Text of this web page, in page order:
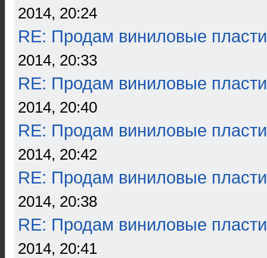
2014, 20:24
RE: Продам виниловые
2014, 20:33
RE: Продам виниловые
2014, 20:40
RE: Продам виниловые
2014, 20:42
RE: Продам виниловые
2014, 20:38
RE: Продам виниловые
2014, 20:41